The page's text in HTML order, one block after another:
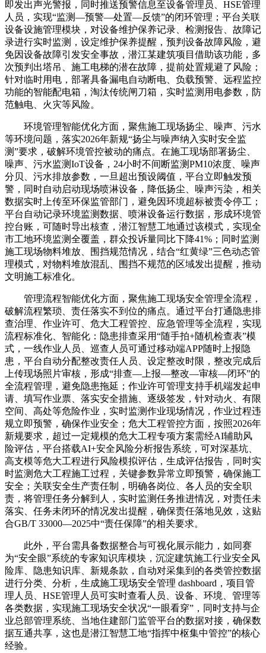
即发出声光警报，同时推送预警信息至设备管理员、HSE管理
人员，实现“监测—预警—处置—反馈”的闭环管理；平台关联
设备设施管理模块，对设备维护保养记录、检测报告、故障记
录进行实时监测，设定维护保养提醒，预判设备故障风险，避
免因设备故障引发安全事故，潜江某建筑项目借助该功能，多
次预判出塔吊、施工电梯的潜在故障，提前处置规避了风险；
针对临时用电，部署具备漏电自动断电、负载预警、远程监控
功能的智能配电箱，淘汰传统闸刀箱，实时监测用电参数，防
范触电、火灾等风险。
环境管理智能优化方面，聚焦施工现场扬尘、噪声、污水
等环境问题，落实2026年新规“扬尘与噪声纳入实时安全监
测”要求，破解环境管控被动的痛点。在施工现场部署扬尘、
噪声、污水监测IoT设备，24小时不间断监测PM10浓度、噪声
分贝、污水排放参数，一旦超出预设阈值，平台立即触发预
警，同时自动启动现场喷淋设备，降低扬尘、噪声污染，相关
数据实时上传至环保监管部门，避免因环境超标被责令停工；
平台自动记录环境监测数据、喷淋设备运行数据，形成环境管
控台账，可随时导出核查，潜江智慧工地通过该模式，实现全
市工地环境监测全覆盖，群众投诉量同比下降41%；同时监测
施工现场物料堆放、围挡规范情况，结合“红黄绿”三色动态管
理模式，对物料堆放混乱、围挡不规范的区域发出提醒，推动
文明施工标准化。
管理流程智能优化方面，聚焦施工现场安全管理全流程，
破解流程繁琐、责任落实不到位的痛点。通过平台打通隐患排
查治理、作业许可、危大工程管控、应急管理等全流程，实现
流程标准化、智能化：隐患排查采用“随手拍+随机检查表”模
式，一线作业人员、巡查人员可通过移动端APP随时上报隐
患，平台自动分配整改责任人员、设定整改时限，整改完成后
上传现场照片审核，形成“排查—上报—整改—审核—闭环”的
全流程管理，避免隐患拖延；作业许可管理支持手机端发起申
请、填写作业票、落实安全措施、逐级签发，针对动火、有限
空间、高处等危险作业，实时监测作业现场情况，作业过程违
规立即预警，确保作业安全；危大工程管控方面，按照2026年
新规要求，超过一定规模的危大工程专项方案需经AI辅助风
险评估，平台搭载AI+安全风险分析报告系统，可对深基坑、
高支模等危大工程进行风险模拟评估，生成评估报告，同时实
时监测危大工程施工过程，关键参数异常立即预警，确保施工
安全；关联安全生产责任制，明确各岗位、各人员的安全职
责，将管理任务分解到人，实时监测任务推进情况，对责任未
落实、任务未闭环的情况发出提醒，确保责任落地见效，这贴
合GB/T 33000—2025中“责任保障”的相关要求。
此外，平台需具备数据整合与可视化展示能力，如同赛
为“安全眼”系统的专家知识库模块，沉淀建筑施工行业安全风
险库、隐患知识库、新规条款，自动对采集到的各类管控数据
进行分类、分析，生成施工现场安全管理 dashboard，项目管
理人员、HSE管理人员可实时查看人员、设备、环境、管理等
各类数据，实现施工现场安全状况“一眼看穿”，同时支持与企
业总部管理系统、当地住建部门监管平台的数据对接，确保数
据互通共享，这也是潜江智慧工地“指挥中枢集中管控”的核心
经验。